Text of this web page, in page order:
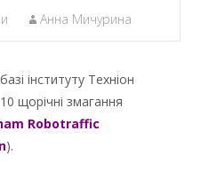
Анна Мичурина
інституту Техніон
щорічні змагання
Robotraffic
).